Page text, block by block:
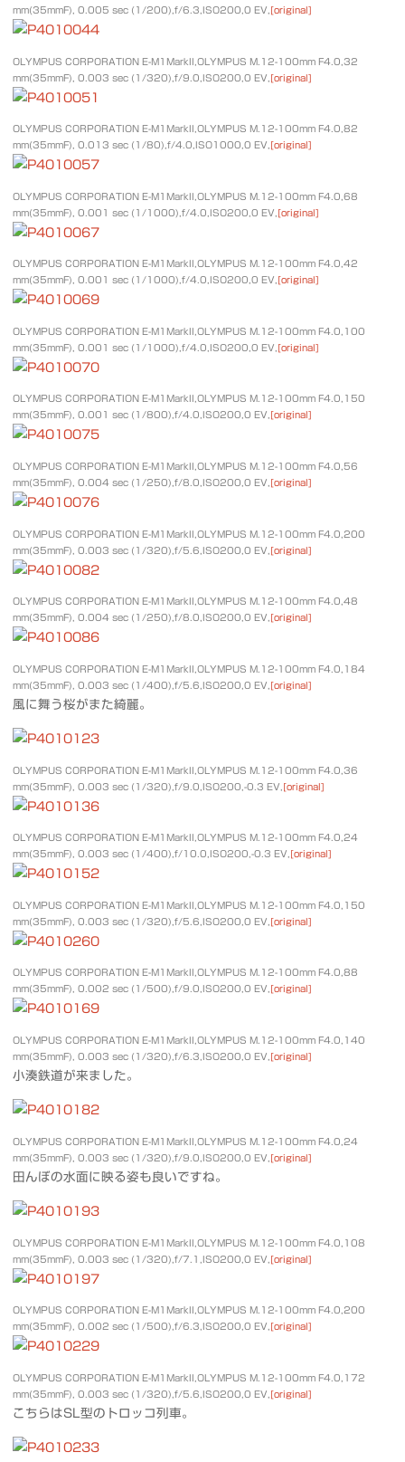
mm(35mmF), 0.005 sec (1/200),f/6.3,ISO200,0 EV, [original]
OLYMPUS CORPORATION E-M1MarkII,OLYMPUS M.12-100mm F4.0,32
mm(35mmF), 0.003 sec (1/320),f/9.0,ISO200,0 EV, [original]
OLYMPUS CORPORATION E-M1MarkII,OLYMPUS M.12-100mm F4.0,82
mm(35mmF), 0.013 sec (1/80),f/4.0,ISO1000,0 EV, [original]
OLYMPUS CORPORATION E-M1MarkII,OLYMPUS M.12-100mm F4.0,68
mm(35mmF), 0.001 sec (1/1000),f/4.0,ISO200,0 EV, [original]
OLYMPUS CORPORATION E-M1MarkII,OLYMPUS M.12-100mm F4.0,42
mm(35mmF), 0.001 sec (1/1000),f/4.0,ISO200,0 EV, [original]
OLYMPUS CORPORATION E-M1MarkII,OLYMPUS M.12-100mm F4.0,100
mm(35mmF), 0.001 sec (1/1000),f/4.0,ISO200,0 EV, [original]
OLYMPUS CORPORATION E-M1MarkII,OLYMPUS M.12-100mm F4.0,150
mm(35mmF), 0.001 sec (1/800),f/4.0,ISO200,0 EV, [original]
OLYMPUS CORPORATION E-M1MarkII,OLYMPUS M.12-100mm F4.0,56
mm(35mmF), 0.004 sec (1/250),f/8.0,ISO200,0 EV, [original]
OLYMPUS CORPORATION E-M1MarkII,OLYMPUS M.12-100mm F4.0,200
mm(35mmF), 0.003 sec (1/320),f/5.6,ISO200,0 EV, [original]
OLYMPUS CORPORATION E-M1MarkII,OLYMPUS M.12-100mm F4.0,48
mm(35mmF), 0.004 sec (1/250),f/8.0,ISO200,0 EV, [original]
OLYMPUS CORPORATION E-M1MarkII,OLYMPUS M.12-100mm F4.0,184
mm(35mmF), 0.003 sec (1/400),f/5.6,ISO200,0 EV, [original]
風に舞う桜がまた綺麗。
OLYMPUS CORPORATION E-M1MarkII,OLYMPUS M.12-100mm F4.0,36
mm(35mmF), 0.003 sec (1/320),f/9.0,ISO200,-0.3 EV, [original]
OLYMPUS CORPORATION E-M1MarkII,OLYMPUS M.12-100mm F4.0,24
mm(35mmF), 0.003 sec (1/400),f/10.0,ISO200,-0.3 EV, [original]
OLYMPUS CORPORATION E-M1MarkII,OLYMPUS M.12-100mm F4.0,150
mm(35mmF), 0.003 sec (1/320),f/5.6,ISO200,0 EV, [original]
OLYMPUS CORPORATION E-M1MarkII,OLYMPUS M.12-100mm F4.0,88
mm(35mmF), 0.002 sec (1/500),f/9.0,ISO200,0 EV, [original]
OLYMPUS CORPORATION E-M1MarkII,OLYMPUS M.12-100mm F4.0,140
mm(35mmF), 0.003 sec (1/320),f/6.3,ISO200,0 EV, [original]
小湊鉄道が来ました。
OLYMPUS CORPORATION E-M1MarkII,OLYMPUS M.12-100mm F4.0,24
mm(35mmF), 0.003 sec (1/320),f/9.0,ISO200,0 EV, [original]
田んぼの水面に映る姿も良いですね。
OLYMPUS CORPORATION E-M1MarkII,OLYMPUS M.12-100mm F4.0,108
mm(35mmF), 0.003 sec (1/320),f/7.1,ISO200,0 EV, [original]
OLYMPUS CORPORATION E-M1MarkII,OLYMPUS M.12-100mm F4.0,200
mm(35mmF), 0.002 sec (1/500),f/6.3,ISO200,0 EV, [original]
OLYMPUS CORPORATION E-M1MarkII,OLYMPUS M.12-100mm F4.0,172
mm(35mmF), 0.003 sec (1/320),f/5.6,ISO200,0 EV, [original]
こちらはSL型のトロッコ列車。